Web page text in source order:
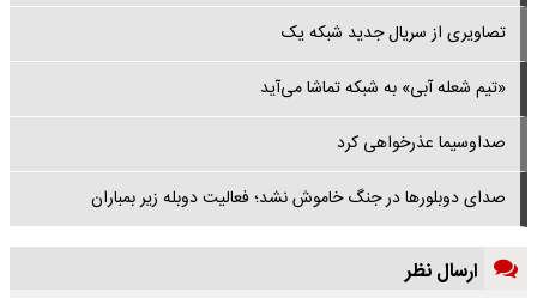
تصاویری از سریال جدید شبکه یک
«تیم شعله آبی» به شبکه تماشا می‌آید
صداوسیما عذرخواهی کرد
صدای دوبلورها در جنگ خاموش نشد؛ فعالیت دوبله زیر بمباران
ارسال نظر